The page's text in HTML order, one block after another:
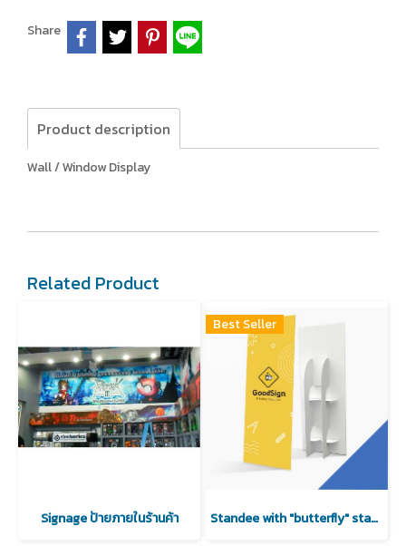
Share
Product description
Wall / Window Display
Related Product
Signage ป้ายภายในร้านค้า
Best Seller
Standee with "butterfly" stand (No Deicuting)